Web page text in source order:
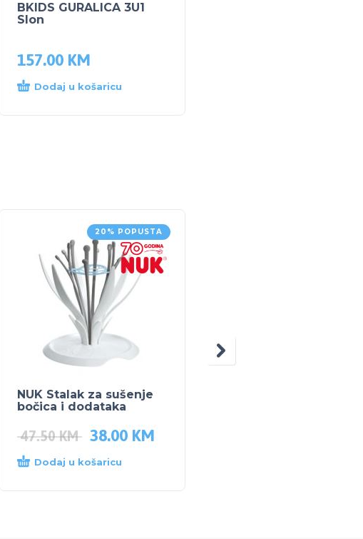
BKIDS GURALICA 3U1
Slon
157.00 KM
Dodaj u košaricu
20% POPUSTA
NUK Stalak za sušenje
bočica i dodataka
47.50KM 38.00 KM
Dodaj u košaricu